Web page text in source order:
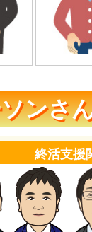
ンさ
終活支援